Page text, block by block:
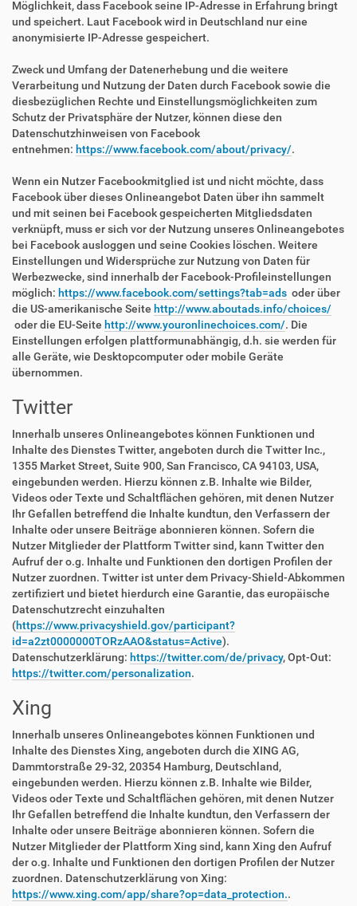
Möglichkeit, dass Facebook seine IP-Adresse in Erfahrung bringt
und speichert. Laut Facebook wird in Deutschland nur eine
anonymisierte IP-Adresse gespeichert.
Zweck und Umfang der Datenerhebung und die weitere
Verarbeitung und Nutzung der Daten durch Facebook sowie die
diesbezüglichen Rechte und Einstellungsmöglichkeiten zum
Schutz der Privatsphäre der Nutzer, können diese den
Datenschutzhinweisen von Facebook
entnehmen: https://www.facebook.com/about/privacy/.
Wenn ein Nutzer Facebookmitglied ist und nicht möchte, dass
Facebook über dieses Onlineangebot Daten über ihn sammelt
und mit seinen bei Facebook gespeicherten Mitgliedsdaten
verknüpft, muss er sich vor der Nutzung unseres Onlineangebotes
bei Facebook ausloggen und seine Cookies löschen. Weitere
Einstellungen und Widersprüche zur Nutzung von Daten für
Werbezwecke, sind innerhalb der Facebook-Profileinstellungen
möglich: https://www.facebook.com/settings?tab=ads oder über
die US-amerikanische Seite http://www.aboutads.info/choices/
oder die EU-Seite http://www.youronlinechoices.com/. Die
Einstellungen erfolgen plattformunabhängig, d.h. sie werden für
alle Geräte, wie Desktopcomputer oder mobile Geräte
übernommen.
Twitter
Innerhalb unseres Onlineangebotes können Funktionen und
Inhalte des Dienstes Twitter, angeboten durch die Twitter Inc.,
1355 Market Street, Suite 900, San Francisco, CA 94103, USA,
eingebunden werden. Hierzu können z.B. Inhalte wie Bilder,
Videos oder Texte und Schaltflächen gehören, mit denen Nutzer
Ihr Gefallen betreffend die Inhalte kundtun, den Verfassern der
Inhalte oder unsere Beiträge abonnieren können. Sofern die
Nutzer Mitglieder der Plattform Twitter sind, kann Twitter den
Aufruf der o.g. Inhalte und Funktionen den dortigen Profilen der
Nutzer zuordnen. Twitter ist unter dem Privacy-Shield-Abkommen
zertifiziert und bietet hierdurch eine Garantie, das europäische
Datenschutzrecht einzuhalten
(https://www.privacyshield.gov/participant?
id=a2zt0000000TORzAAO&status=Active).
Datenschutzerklärung: https://twitter.com/de/privacy, Opt-Out:
https://twitter.com/personalization.
Xing
Innerhalb unseres Onlineangebotes können Funktionen und
Inhalte des Dienstes Xing, angeboten durch die XING AG,
Dammtorstraße 29-32, 20354 Hamburg, Deutschland,
eingebunden werden. Hierzu können z.B. Inhalte wie Bilder,
Videos oder Texte und Schaltflächen gehören, mit denen Nutzer
Ihr Gefallen betreffend die Inhalte kundtun, den Verfassern der
Inhalte oder unsere Beiträge abonnieren können. Sofern die
Nutzer Mitglieder der Plattform Xing sind, kann Xing den Aufruf
der o.g. Inhalte und Funktionen den dortigen Profilen der Nutzer
zuordnen. Datenschutzerklärung von Xing:
https://www.xing.com/app/share?op=data_protection..